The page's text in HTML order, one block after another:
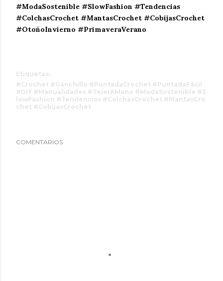
#ModaSostenible #SlowFashion #Tendencias
#ColchasCrochet #MantasCrochet #CobijasCrochet
#OtoñoInvierno #PrimaveraVerano
Etiquetas:
#Crochet #Ganchillo #PuntadaCrochet #PuntadaFácil
#DIY #Manualidades #TejerAMano #ModaSostenible #S
lowFashion #Tendencias #ColchasCrochet #MantasCro
chet #CobijasCrochet
COMENTARIOS